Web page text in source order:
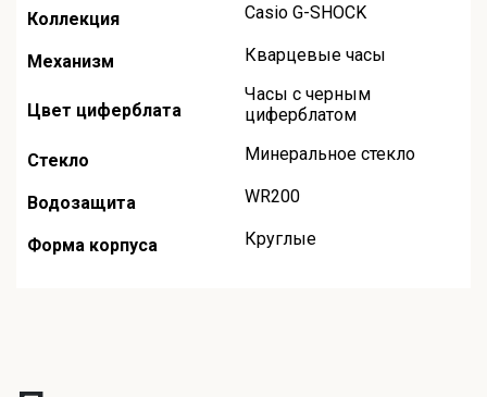
Коллекция Casio G-SHOCK
Механизм Кварцевые часы
Цвет циферблата
Часы с черным
циферблатом
Стекло Минеральное стекло
Водозащита WR200
Форма корпуса Круглые